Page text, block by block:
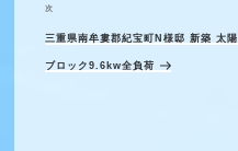
ゲ
ー
次
の
投
次
三重県南牟婁郡紀宝町N様邸 新築 太
ブロック9.6kw全負荷